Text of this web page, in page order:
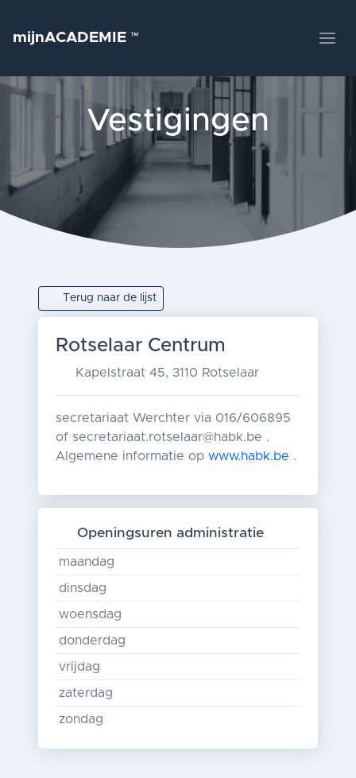
mijnACADEMIE ™
Vestigingen
Terug naar de lijst
Rotselaar Centrum
Kapelstraat 45, 3110 Rotselaar
secretariaat Werchter via 016/606895
of secretariaat.rotselaar@habk.be .
Algemene informatie op www.habk.be .
Openingsuren administratie
maandag
dinsdag
woensdag
donderdag
vrijdag
zaterdag
zondag